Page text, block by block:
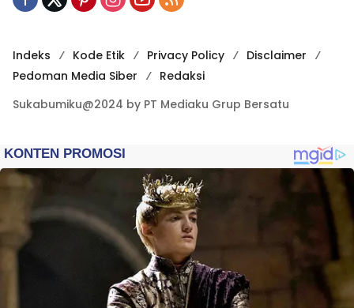
Indeks Kode Etik Privacy Policy
Disclaimer
Pedoman Media Siber
Redaksi
Sukabumiku@2024 by PT Mediaku Grup Bersatu